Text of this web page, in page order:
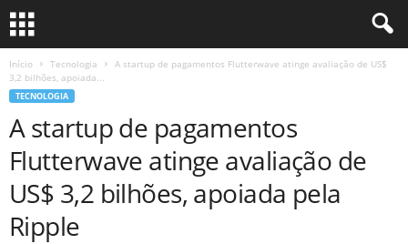
Início Tecnologia
A startup de pagamentos Flutterwave atinge avaliação de US$
3,2 bilhões, apoiada...
TECNOLOGIA
A startup de pagamentos
Flutterwave atinge avaliação de
US$ 3,2 bilhões, apoiada pela
Ripple